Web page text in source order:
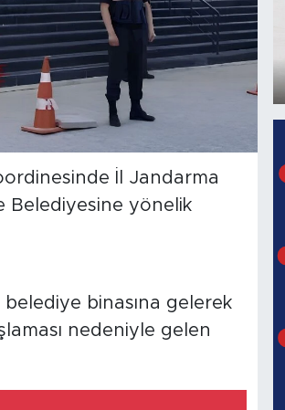
İl Jandarma
Belediyesine yönelik
binasına gelerek
nedeniyle gelen